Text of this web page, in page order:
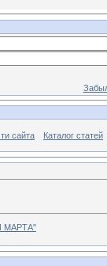
сайта Каталог статей
МАРТА"